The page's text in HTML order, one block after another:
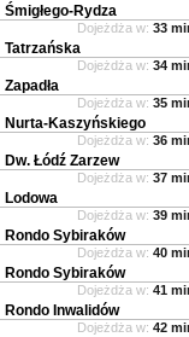
Śmigłego-Rydza
Dojeżdża w: 33
Tatrzańska
Dojeżdża w: 34
Zapadła
Dojeżdża w: 35
Nurta-Kaszyńskiego
Dojeżdża w: 36
Dw. Łódź Zarzew
Dojeżdża w: 37
Lodowa
Dojeżdża w: 39
Rondo Sybiraków
Dojeżdża w: 40
Rondo Sybiraków
Dojeżdża w: 41
Rondo Inwalidów
Dojeżdża w: 42